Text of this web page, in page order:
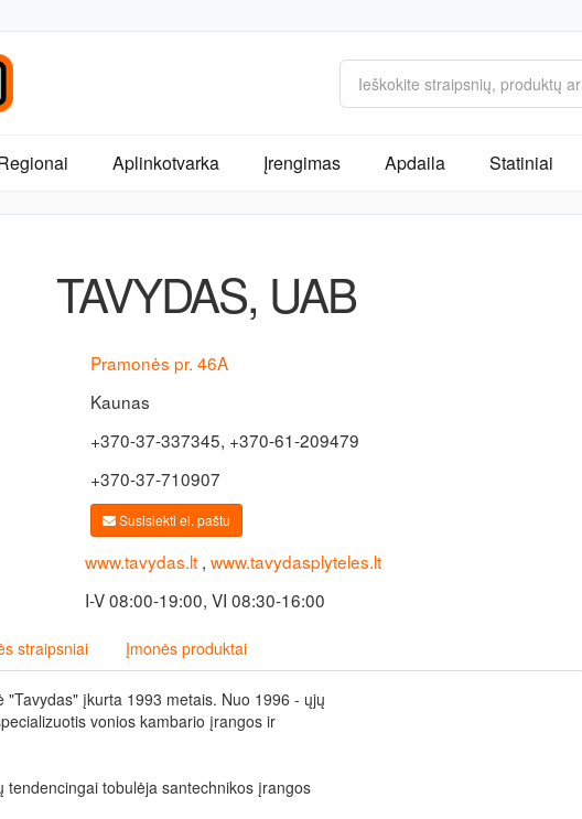
Aplinkotvarka Įrengimas Apdaila Statiniai
TAVYDAS, UAB
Pramonės pr. 46A
Kaunas
+370-37-337345, +370-61-209479
+370-37-710907
Susisiekti el. paštu
www.tavydas.lt ,www.tavydasplyteles.lt
I-V 08:00-19:00, VI 08:30-16:00
straipsniai Įmonės produktai
"Tavydas" įkurta 1993 metais. Nuo 1996 - ųjų
vonios kambario įrangos ir
tendencingai tobulėja santechnikos įrangos